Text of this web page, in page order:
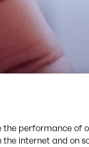
y un
the performance of
internet and on